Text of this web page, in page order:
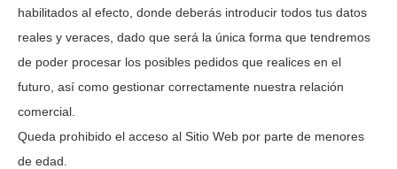
habilitados al efecto, donde deberás introducir todos tus datos
reales y veraces, dado que será la única forma que tendremos
de poder procesar los posibles pedidos que realices en el
futuro, así como gestionar correctamente nuestra relación
comercial.
Queda prohibido el acceso al Sitio Web por parte de menores
de edad.